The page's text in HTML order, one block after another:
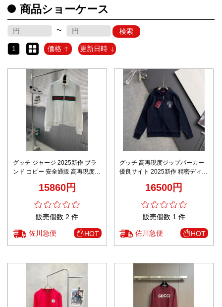
商品ショーケース
~ 検索
1 価格 更新日時
グッチ ジャージ 2025新作 ブラ
ンド コピー 安全通販 高再現度
級感仕上げ 安心サイト
15860円
販売個数 2 件
佐川急便 HOT
グッチ 高再現度ジップパーカー
優良サイト 2025新作 精密ディテ
プルデザイン 人気モデル
16500円
販売個数 1 件
佐川急便 HOT